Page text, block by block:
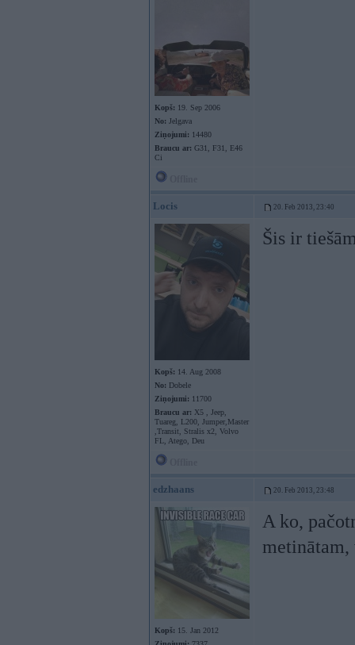
Kopš: 19. Sep 2006
No: Jelgava
Ziņojumi: 14480
Braucu ar: G31, F31, E46
Ci
Locis 20. Feb 2013, 23:40
Kopš: 14. Aug 2008
No: Dobele
Ziņojumi: 11700
Braucu ar: X5 , Jeep,
Tuareg, L200, Jumper,Master
,Transit, Stralis x2, Volvo
FL, Atego, Deu
Šis ir
edzhaans 20. Feb 2013, 23:48
Kopš: 15. Jan 2012
A ko,